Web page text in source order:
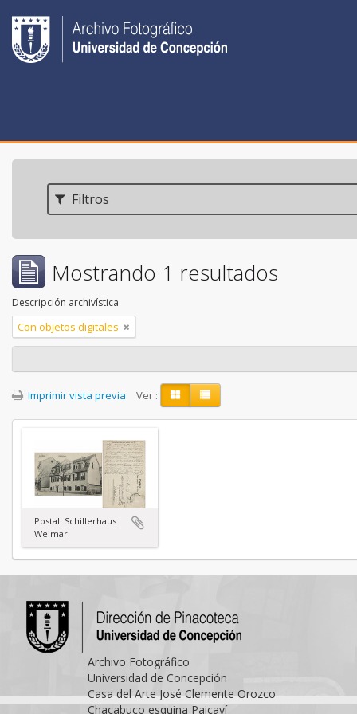
Filtros
Mostrando 1 resultados
Descripción archivística
Con objetos digitales
Imprimir vista previa Ver :
Postal: Schillerhaus
Weimar
Archivo Fotográfico
Universidad de Concepción
Casa del Arte José Clemente Orozco
Chacabuco esquina Paicaví